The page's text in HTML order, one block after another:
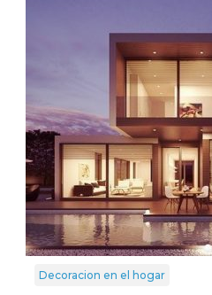
Decoracion en el hogar